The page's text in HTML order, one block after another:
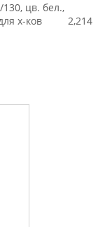
цв. бел.,
х-ков
2,214